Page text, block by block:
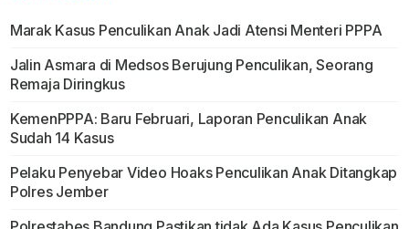
Marak Kasus Penculikan Anak Jadi Atensi Menteri PPPA
Jalin Asmara di Medsos Berujung Penculikan, Seorang
Remaja Diringkus
KemenPPPA: Baru Februari, Laporan Penculikan Anak
Sudah 14 Kasus
Pelaku Penyebar Video Hoaks Penculikan Anak Ditangkap
Polres Jember